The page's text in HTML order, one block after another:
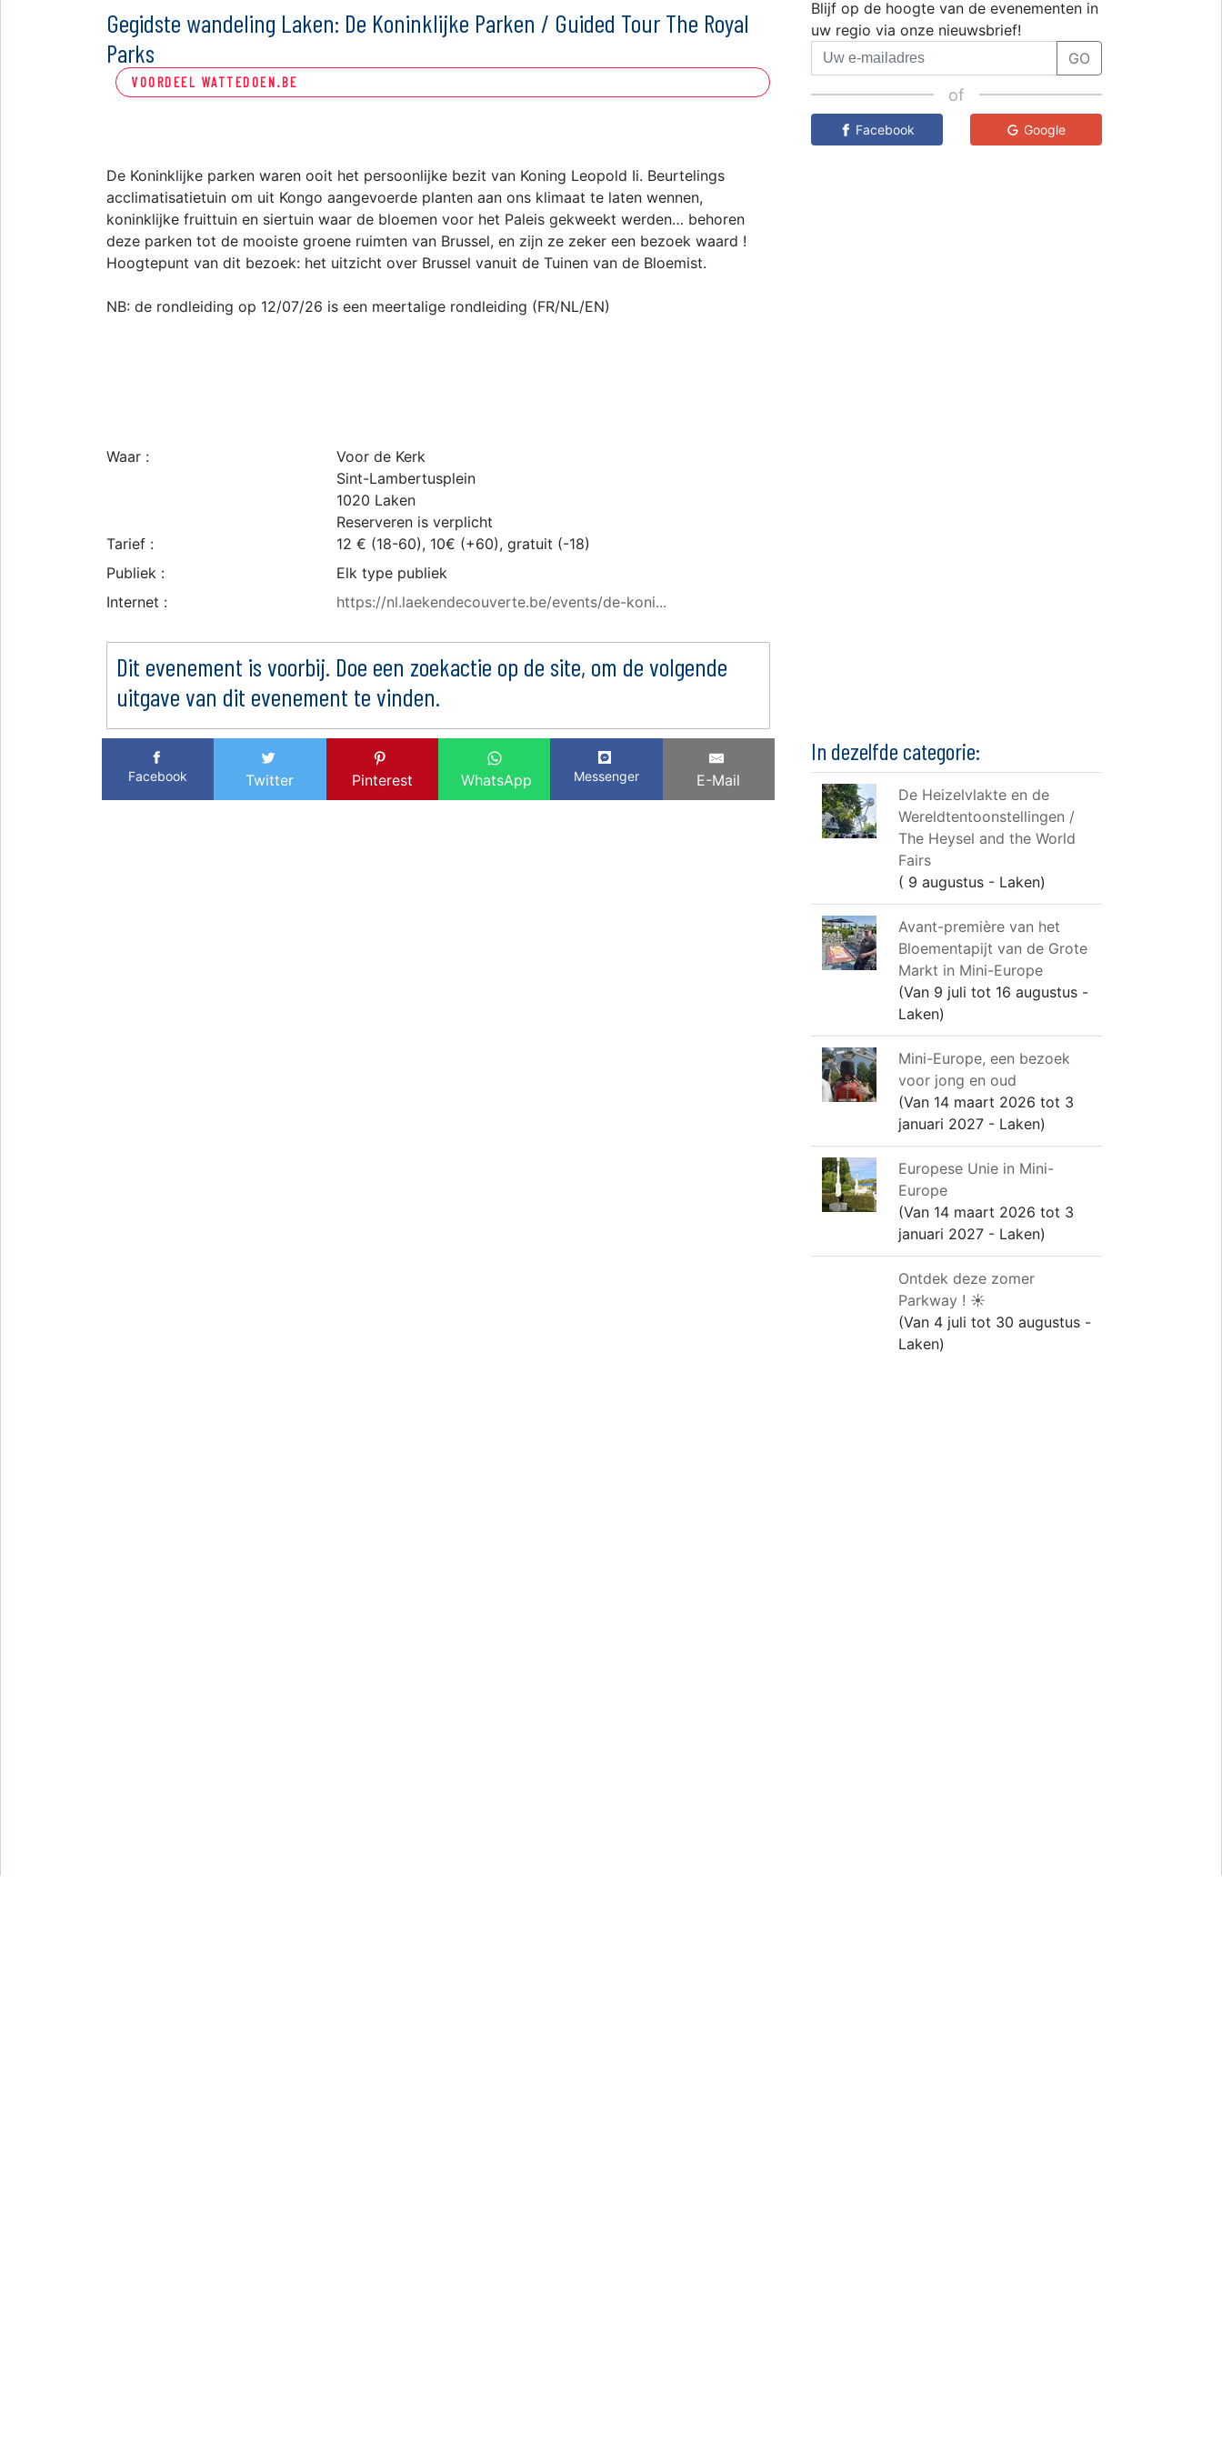
Gegidste wandeling Laken: De Koninklijke Parken / Guided Tour The Royal
Parks
VOORDEEL WATTEDOEN.BE
De Koninklijke parken waren ooit het persoonlijke bezit van Koning Leopold Ii. Beurtelings
acclimatisatietuin om uit Kongo aangevoerde planten aan ons klimaat te laten wennen,
koninklijke fruittuin en siertuin waar de bloemen voor het Paleis gekweekt werden… behoren
deze parken tot de mooiste groene ruimten van Brussel, en zijn ze zeker een bezoek waard !
Hoogtepunt van dit bezoek: het uitzicht over Brussel vanuit de Tuinen van de Bloemist.
NB: de rondleiding op 12/07/26 is een meertalige rondleiding (FR/NL/EN)
Waar :
Voor de Kerk
Sint-Lambertusplein
1020 Laken
Reserveren is verplicht
Tarief :
12 € (18-60), 10€ (+60), gratuit (-18)
Publiek :
Elk type publiek
Internet :
https://nl.laekendecouverte.be/events/de-koni...
Dit evenement is voorbij. Doe een zoekactie op de site, om de volgende
uitgave van dit evenement te vinden.
Facebook Twitter Pinterest WhatsApp Messenger E-Mail
Blijf op de hoogte van de evenementen in
uw regio via onze nieuwsbrief!
GO
of
Facebook Google
In dezelfde categorie:
De Heizelvlakte en de
Wereldtentoonstellingen /
The Heysel and the World
Fairs
( 9 augustus - Laken)
Avant-première van het
Bloementapijt van de Grote
Markt in Mini-Europe
(Van 9 juli tot 16 augustus -
Laken)
Mini-Europe, een bezoek
voor jong en oud
(Van 14 maart 2026 tot 3
januari 2027 - Laken)
Europese Unie in Mini-
Europe
(Van 14 maart 2026 tot 3
januari 2027 - Laken)
Ontdek deze zomer
Parkway ! ☀️
(Van 4 juli tot 30 augustus -
Laken)